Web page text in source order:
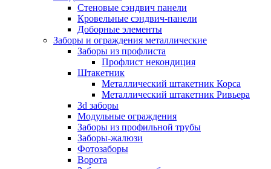
Стеновые сэндвич панели
Кровельные сэндвич-панели
Доборные элементы
Заборы и ограждения металлические
Заборы из профлиста
Профлист некондиция
Штакетник
Металлический штакетник Корса
Металлический штакетник Ривьера
3d заборы
Модульные ограждения
Заборы из профильной трубы
Заборы-жалюзи
Фотозаборы
Ворота